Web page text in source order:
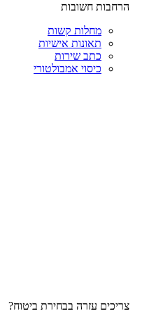
הרחבות חשובות
מחלות קשות
תאונות אישיות
כתב שירות
כיסוי אמבולטורי
צריכים עזרה בבחירת ביטוח?